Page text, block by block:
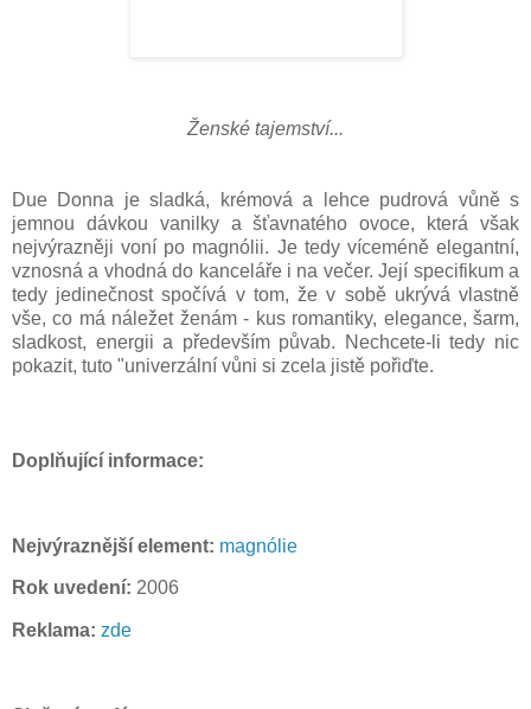
Ženské tajemství...
Due Donna je sladká, krémová a lehce pudrová vůně s
jemnou dávkou vanilky a šťavnatého ovoce, která však
nejvýrazněji voní po magnólii. Je tedy víceméně elegantní,
vznosná a vhodná do kanceláře i na večer.Její specifikum a
tedy jedinečnost spočívá v tom, že v sobě ukrývá vlastně
vše, co má náležet ženám - kus romantiky, elegance, šarm,
sladkost, energii a především půvab. Nechcete-li tedy nic
pokazit, tuto "univerzální vůni si zcela jistě pořiďte.
Doplňující informace:
Nejvýraznější element: magnólie
Rok uvedení: 2006
Reklama: zde